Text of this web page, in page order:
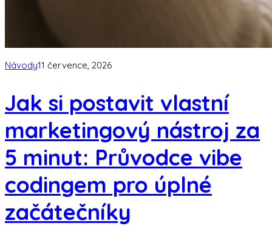
Návody11 července, 2026
Jak si postavit vlastní
marketingový nástroj za
5 minut: Průvodce vibe
codingem pro úplné
začátečníky